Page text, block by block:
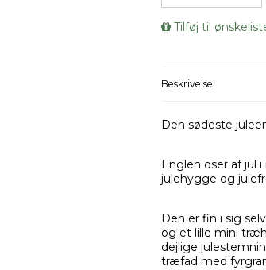
Tilføj til
Beskrivelse
Den sødeste
Englen oser af jul
julehygge og
Den er fin i sig
og et lille mini
dejlige
træfad med